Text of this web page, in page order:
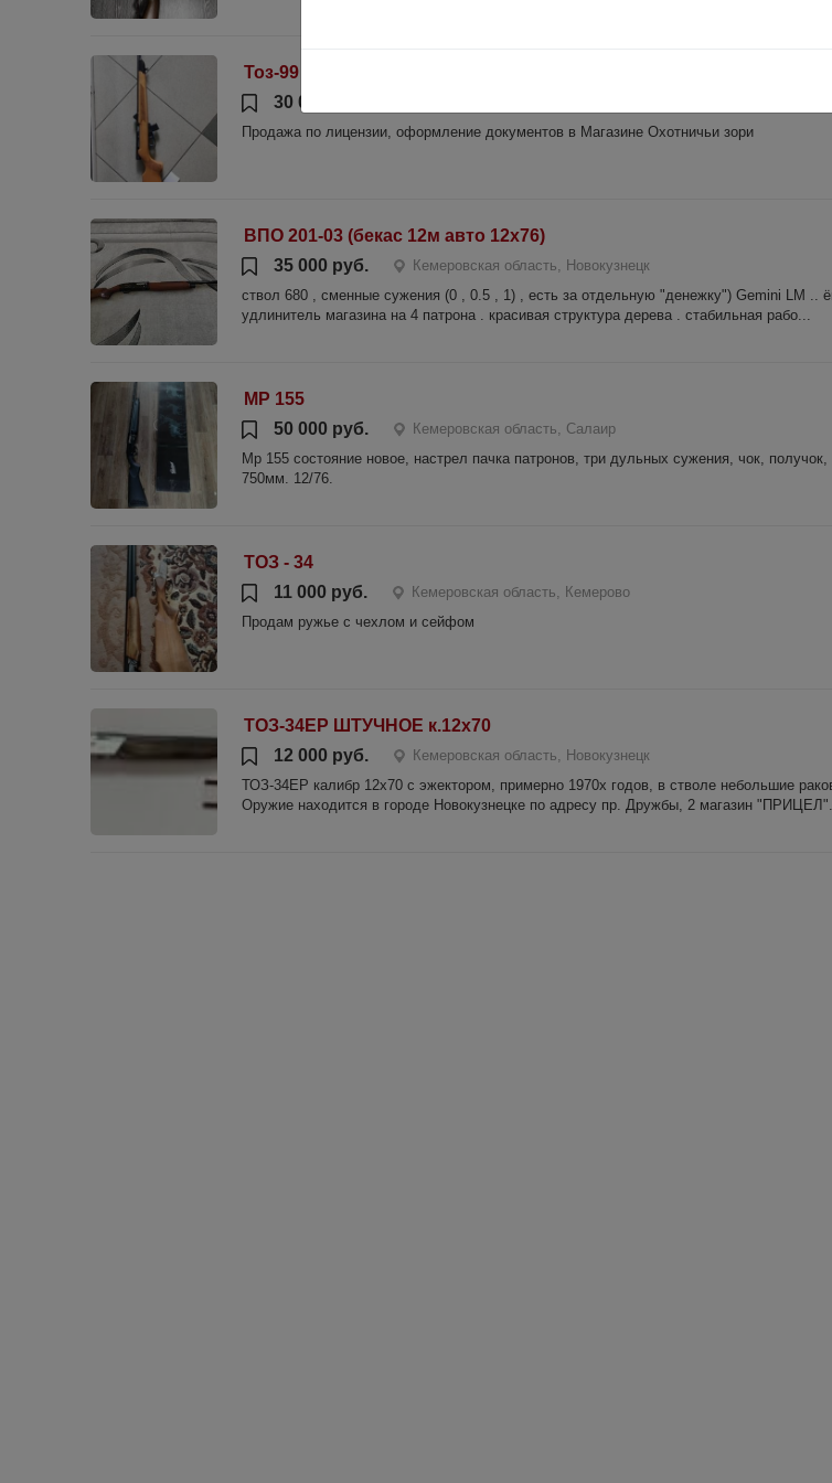
Тоз-99
30 000 руб.
Продажа по лицензии, оформление документов в Магазине Охотничьи зори
ВПО 201-03 (бекас 12м авто 12х76)
35 000 руб.
Кемеровская область, Новокузнецк
ствол 680 , сменные сужения (0 , 0.5 , 1) , есть за отдельную "денежку") Gemini LM ..
удлинитель магазина на 4 патрона . красивая структура дерева . стабильная рабо...
MP 155
50 000 руб.
Кемеровская область, Салаир
Мр 155 состояние новое, настрел пачка патронов, три дульных сужения, чок,
750мм. 12/76.
ТОЗ - 34
11 000 руб.
Кемеровская область, Кемерово
Продам ружье с чехлом и сейфом
ТОЗ-34ЕР ШТУЧНОЕ к.12х70
12 000 руб.
Кемеровская область, Новокузнецк
ТОЗ-34ЕР калибр 12х70 с эжектором, примерно 1970х годов, в стволе небольшие
Оружие находится в городе Новокузнецке по адресу пр. Дружбы, 2 магазин "ПРИЦЕЛ".